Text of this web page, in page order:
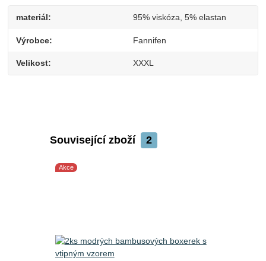
materiál 95% viskóza, 5% elastan
Výrobce Fannifen
Velikost XXXL
Související zboží 2
Akce